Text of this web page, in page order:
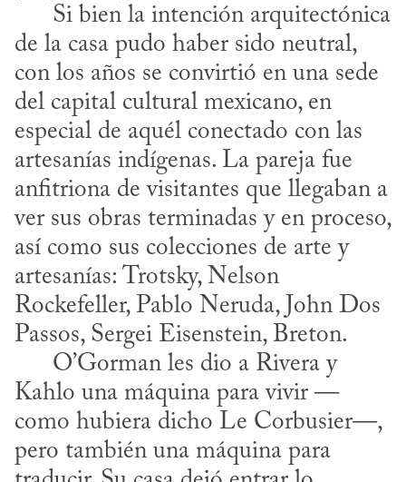
de la casa pudo haber sido neutral,
con los años se convirtió en una sede
del capital cultural me­xicano, en
especial de aquél conectado con las
artesanías indígenas. La pareja fue
anfitriona de visitantes que llegaban a
ver sus obras terminadas y en proceso,
así como sus colecciones de arte y
artesanías: Trotsky, Nelson
Rockefeller, Pablo Neruda, John Dos
Passos, Sergei Eisenstein, Breton.
Kahlo una máquina para vivir —
como hubiera dicho Le Corbusier—,
pero también una máquina para